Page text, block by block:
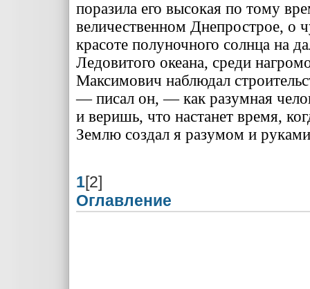
поразила его высокая по тому
величественном Днепрострое, о
красоте полуночного солн­ца на
Ледовитого оке­ана, среди
Максимович наблюдал
— писал он, — как ра­зумная
и веришь, что настанет время,
Землю создал я разумом и
1[2]
Оглавление